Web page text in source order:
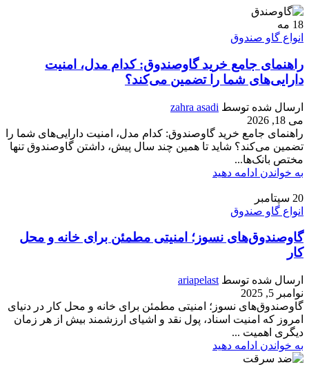
18 مه
انواع گاو صندوق
راهنمای جامع خرید گاوصندوق: کدام مدل، امنیت
دارایی‌های شما را تضمین می‌کند؟
ارسال شده توسط zahra asadi
می 18, 2026
راهنمای جامع خرید گاوصندوق: کدام مدل، امنیت دارایی‌های شما را
تضمین می‌کند؟ شاید تا همین چند سال پیش، داشتن گاوصندوق تنها
مختص بانک‌ها...
به خواندن ادامه دهید
20 سپتامبر
انواع گاو صندوق
گاوصندوق‌های نسوز؛ امنیتی مطمئن برای خانه و محل
کار
ارسال شده توسط ariapelast
نوامبر 5, 2025
گاوصندوق‌های نسوز؛ امنیتی مطمئن برای خانه و محل کار در دنیای
امروز که امنیت اسناد، پول نقد و اشیای ارزشمند بیش از هر زمان
دیگری اهمیت ...
به خواندن ادامه دهید